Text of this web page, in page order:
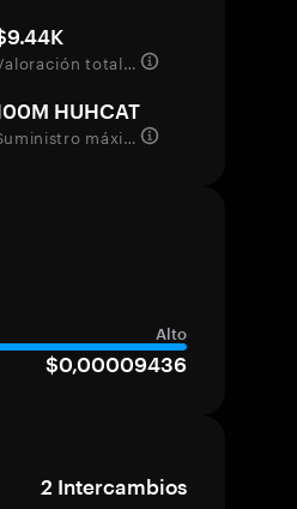
Valoración totalmente diluida
HUHCAT
Suministro máximo
Alto
$0,00009436
2 Intercambios